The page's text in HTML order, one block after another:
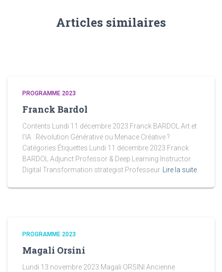
Articles similaires
PROGRAMME 2023
Franck Bardol
Contents Lundi 11 décembre 2023 Franck BARDOL Art et
l’IA : Révolution Générative ou Menace Créative ?
Catégories Étiquettes Lundi 11 décembre 2023 Franck
BARDOL Adjunct Professor & Deep Learning Instructor.
Digital Transformation strategist Professeur
Lire la suite
PROGRAMME 2023
Magali Orsini
Lundi 13 novembre 2023 Magali ORSINI Ancienne